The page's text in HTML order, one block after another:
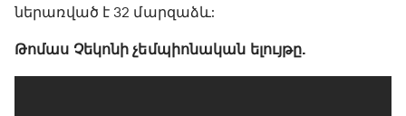
ներառված է 32 մարզաձև:
Թոմաս Չեկոնի չեմպիոնական ելույթը.